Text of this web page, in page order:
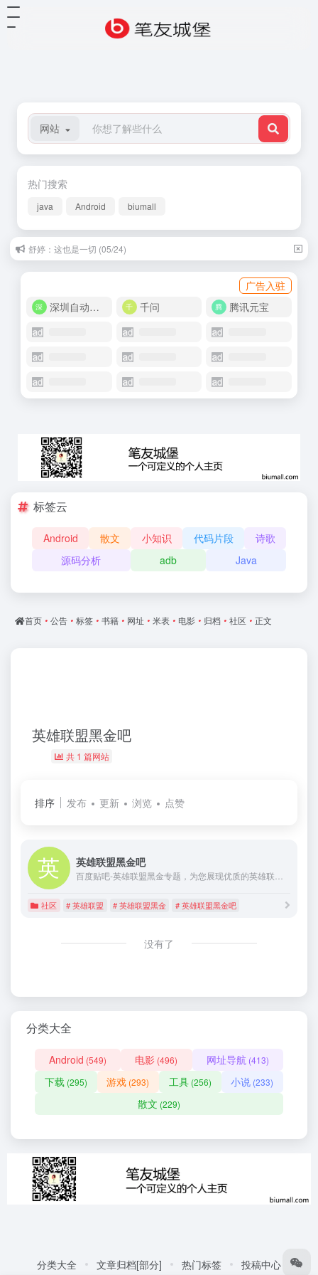
网站
热门搜索
java Android biumall
舒婷：这也是一切 (05/24)
广告入驻
深圳自动化商城
千问 腾讯元宝
标签云
Android 散文 小知识 代码片段
诗歌
源码分析
adb Java
首页 • 公告 • 标签 • 书籍 • 网址 • 米表 • 电影 • 归档 • 社区 • 正文
英雄联盟黑金吧
共 1 篇网站
排序 发布 更新 浏览 点赞
英雄联盟黑金吧
社区 # 英雄联盟 # 英雄联盟黑金 # 英雄联盟黑金吧
没有了
分类大全
Android (549) 电影 (496) 网址导航 (413)
下载 (295) 游戏 (293) 工具(256) 小说 (233)
散文 (229)
分类大全 文章归档[部分] 热门标签 投稿中心